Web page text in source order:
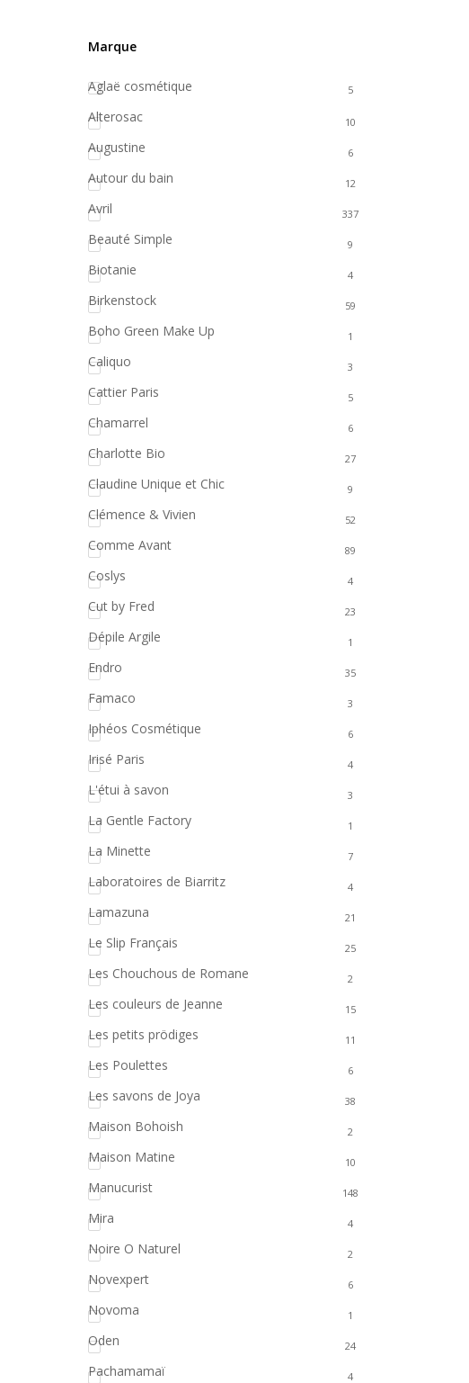
Marque
Aglaë cosmétique 5
Alterosac 10
Augustine 6
Autour du bain 12
Avril 337
Beauté Simple 9
Biotanie 4
Birkenstock 59
Boho Green Make Up 1
Caliquo 3
Cattier Paris 5
Chamarrel 6
Charlotte Bio 27
Claudine Unique et Chic 9
Clémence & Vivien 52
Comme Avant 89
Coslys 4
Cut by Fred 23
Dépile Argile 1
Endro 35
Famaco 3
Iphéos Cosmétique 6
Irisé Paris 4
L'étui à savon 3
La Gentle Factory 1
La Minette 7
Laboratoires de Biarritz 4
Lamazuna 21
Le Slip Français 25
Les Chouchous de Romane 2
Les couleurs de Jeanne 15
Les petits prödiges 11
Les Poulettes 6
Les savons de Joya 38
Maison Bohoish 2
Maison Matine 10
Manucurist 148
Mira 4
Noire O Naturel 2
Novexpert 6
Novoma 1
Oden 24
Pachamamaï 4